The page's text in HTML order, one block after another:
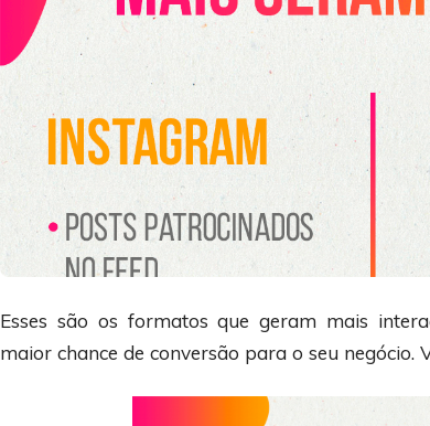
Esses são os formatos que geram mais
maior chance de conversão para o seu negócio.